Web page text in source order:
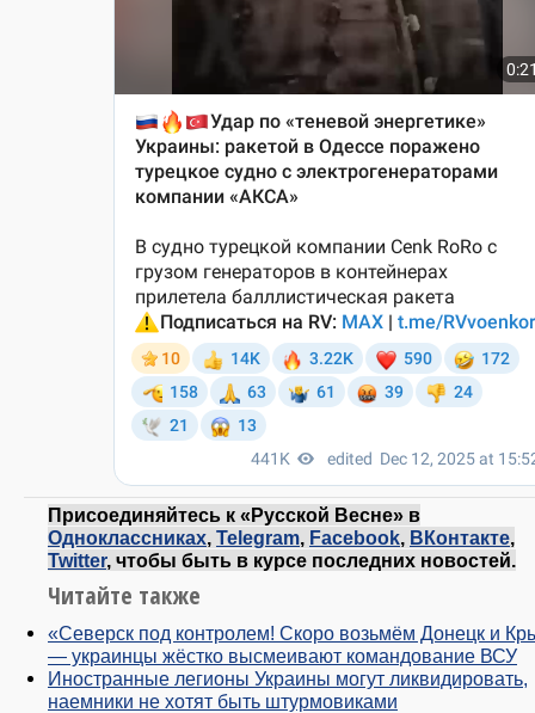
Присоединяйтесь к «Русской Весне» в
Одноклассниках, Telegram, Facebook, ВКонтакте,
Twitter, чтобы быть в курсе последних новостей.
Читайте также
«Северск под контролем! Скоро возьмём Донецк и
— украинцы жёстко высмеивают командование ВСУ
Иностранные легионы Украины могут ликвидировать,
наемники не хотят быть штурмовиками